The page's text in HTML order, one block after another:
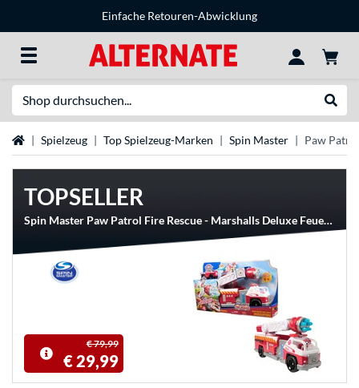
Einfache Retouren-Abwicklung
StartseiteSpielzeug Top Spielzeug-Marken Spin Master Paw Patrol
TOPSELLER
Spin Master Paw Patrol Fire Rescue - Marshalls Deluxe Feuerwehr-Truck, Spielfahrzeug
€ 79,99
€ 29,99